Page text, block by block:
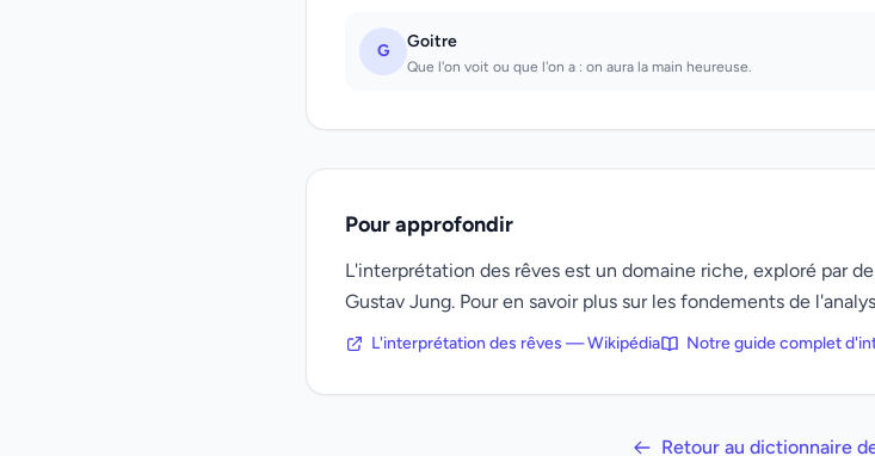
G Goitre
Que l'on voit ou que l'on a : on aura la main heureuse.
Pour approfondir
L'interprétation des rêves est un domaine riche, exploré par
Gustav Jung. Pour en savoir plus sur les fondements de
L'interprétation des rêves — Wikipédia Notre guide complet
Retour au dictionnaire